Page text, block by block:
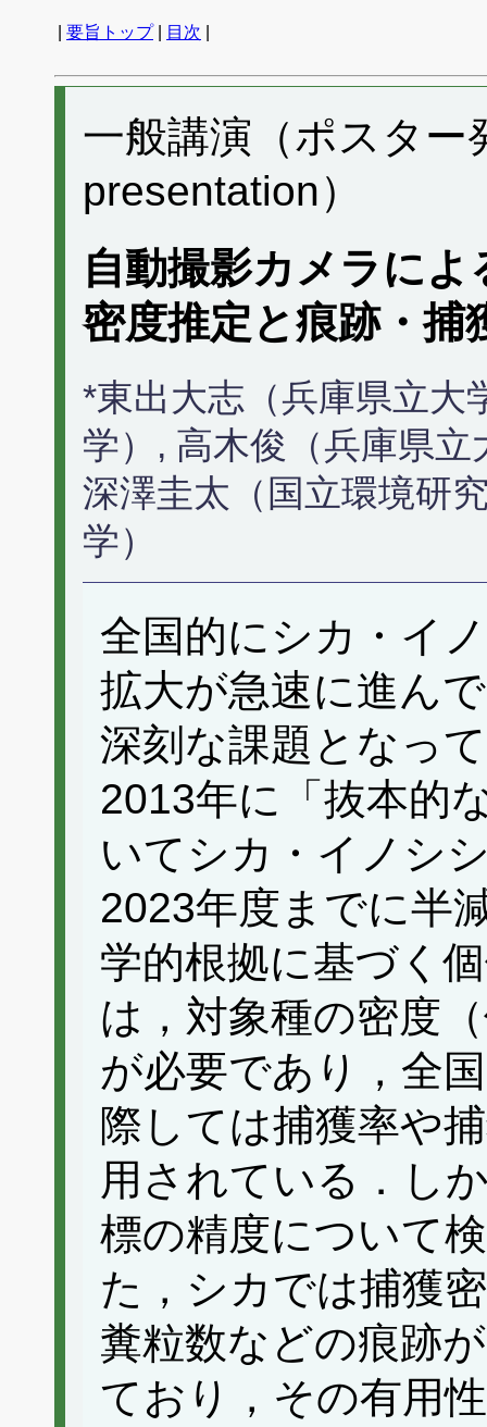
要旨トップ| 目次
一般講演（ポスタ
presentation）
自動撮影カメラに
密度推定と痕跡・捕
*東出大志（兵庫県立大
学）, 高木俊（兵庫県
深澤圭太（国立環境研
学）
全国的にシカ・イ
拡大が急速に進ん
深刻な課題となっ
2013年に「抜本的
いてシカ・イノシ
2023年度までに半
学的根拠に基づく
は，対象種の密度
が必要であり，全
際しては捕獲率や
用されている．し
標の精度について
た，シカでは捕獲
糞粒数などの痕跡
ており，その有用